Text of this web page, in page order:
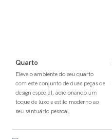
Quarto
Eleve o ambiente do seu quarto
com este conjunto de duas peças de
design especial, adicionando um
toque de luxo e estilo moderno ao
seu santuário pessoal.